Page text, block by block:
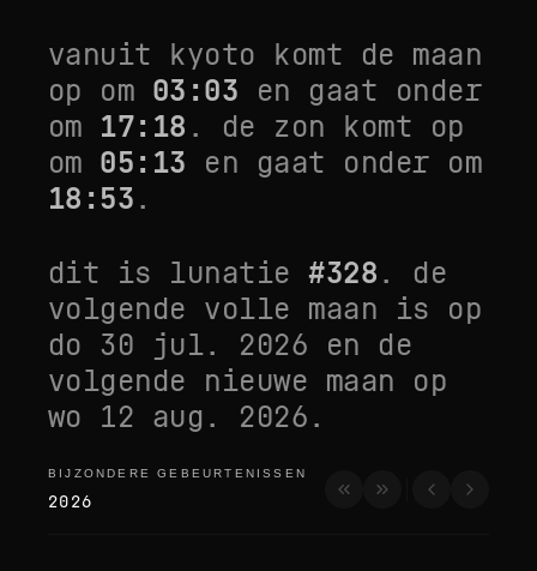
vanuit kyoto komt de maan
op om 03:03 en gaat onder
om 17:18 . de zon komt op
om 05:13 en gaat onder om
18:53.
dit is lunatie#328. de
volgende volle maan is op
do 30 jul. 2026 en de
volgende nieuwe maan op
wo 12 aug. 2026.
bijzondere gebeurtenissen
BIJZONDERE GEBEURTENISSEN
2026